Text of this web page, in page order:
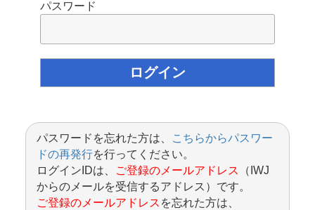
パスワード
パスワードを忘れた方は、
こちらからパスワー
ドの再発行を行ってください。
ログインIDは、
ご登録のメールアドレス
（IWJ
からのメールを受信するアドレス）です。
ご登録のメールアドレス を忘れた方は、